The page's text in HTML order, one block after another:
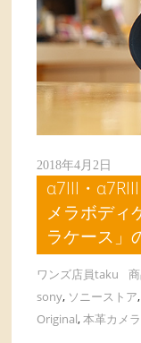
2018年4月2日
α7III・
メラボディ
ラケース」
ワンズ店員taku
sony, ソニーストア
Original,本革カメ